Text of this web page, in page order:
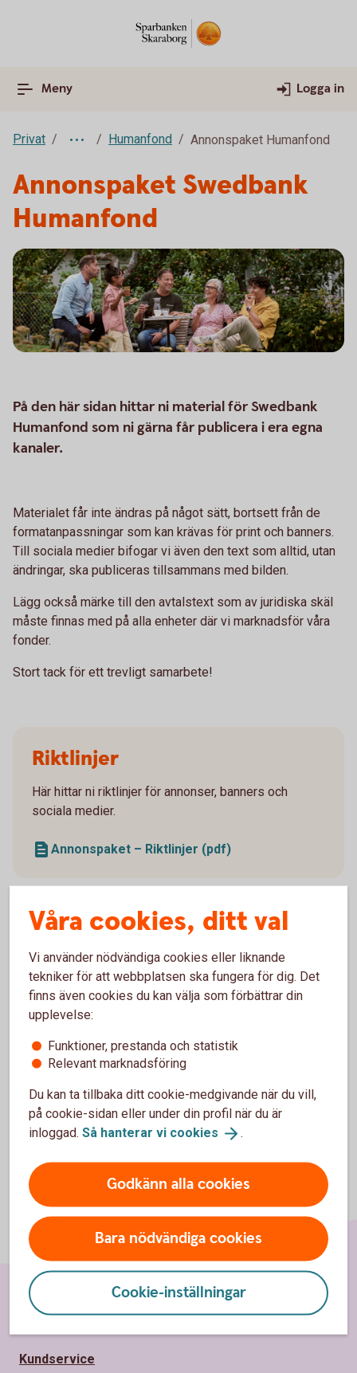
Meny Logga in
Privat Humanfond Annonspaket Humanfond
Annonspaket Swedbank
Humanfond
På den här sidan hittar ni material för Swedbank
Humanfond som ni gärna får publicera i era egna
kanaler.
Materialet får inte ändras på något sätt, bortsett från de
formatanpassningar som kan krävas för print och banners.
Till sociala medier bifogar vi även den text som alltid, utan
ändringar, ska publiceras tillsammans med bilden.
Lägg också märke till den avtalstext som av juridiska skäl
måste finnas med på alla enheter där vi marknadsför våra
fonder.
Stort tack för ett trevligt samarbete!
Riktlinjer
Här hittar ni riktlinjer för annonser, banners och
sociala medier.
Annonspaket – Riktlinjer (pdf)
Annonspaketet
Ladda ner hela annonspaketet med instruktioner,
bilder och mer.
Annonspaketet(zip)
Våra cookies, ditt val
Vi använder nödvändiga cookies eller liknande
tekniker för att webbplatsen ska fungera för dig. Det
finns även cookies du kan välja som förbättrar din
upplevelse:
Funktioner, prestanda och statistik
Relevant marknadsföring
Du kan ta tillbaka ditt cookie-medgivande när du vill,
på cookie-sidan eller under din profil när du är
inloggad. Så hanterar vi cookies .
Godkänn alla cookies
Bara nödvändiga cookies
Cookie-inställningar
Sidfot
Kundservice